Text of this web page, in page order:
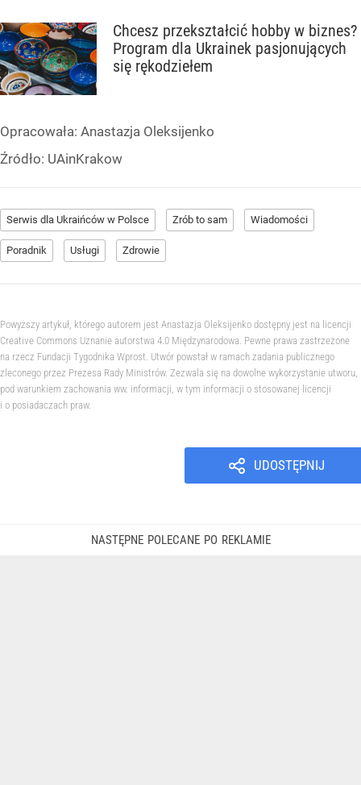
Chcesz przekształcić hobby w biznes?
Program dla Ukrainek pasjonujących
się rękodziełem
Opracowała: Anastazja Oleksijenko
Źródło: UAinKrakow
Serwis dla Ukraińców w Polsce Zrób to sam Wiadomości
Poradnik Usługi Zdrowie
Powyższy artykuł, którego autorem jest Anastazja Oleksijenko dostępny jest na licencji
Creative Commons Uznanie autorstwa 4.0 Międzynarodowa. Pewne prawa zastrzeżone
na rzecz Fundacji Tygodnika Wprost. Utwór powstał w ramach zadania publicznego
zleconego przez Prezesa Rady Ministrów. Zezwala się na dowolne wykorzystanie utworu,
pod warunkiem zachowania ww. informacji, w tym informacji o stosowanej licencji
i o posiadaczach praw.
UDOSTĘPNIJ